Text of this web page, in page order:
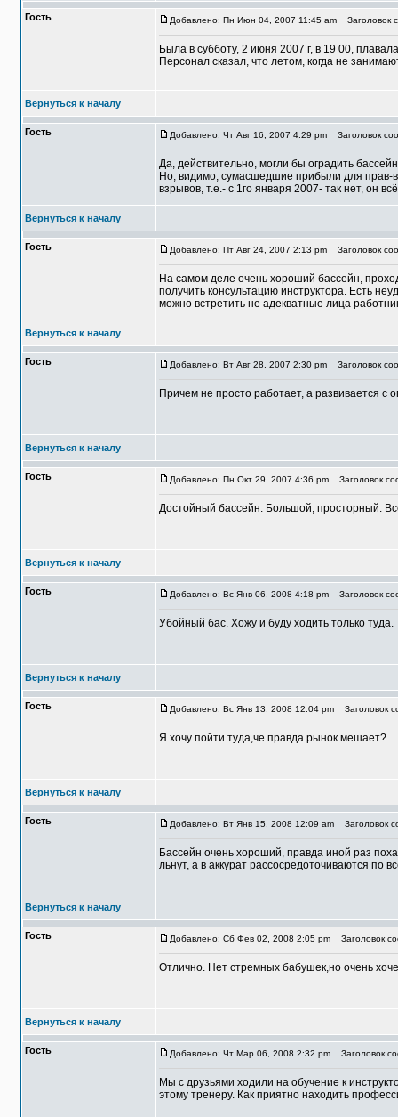
Гость Добавлено: Пн Июн 04, 2007 11:45 am Заголовок
Была в субботу, 2 июня 2007 г, в 19 00,
Персонал сказал, что летом, когда не
Вернуться к началу
Гость Добавлено: Чт Авг 16, 2007 4:29 pm Заголовок
Да, действительно, могли бы оградить
Но, видимо, сумасшедшие прибыли для прав-
взрывов, т.е.- с 1го января 2007- так нет, он
Вернуться к началу
Гость Добавлено: Пт Авг 24, 2007 2:13 pm Заголовок
На самом деле очень хороший бассейн,
получить консультацию инструктора. Есть
можно встретить не адекватные лица
Вернуться к началу
Гость Добавлено: Вт Авг 28, 2007 2:30 pm Заголовок
Причем не просто работает, а развивается с
Вернуться к началу
Гость Добавлено: Пн Окт 29, 2007 4:36 pm Заголовок
Достойный бассейн. Большой, просторный.
Вернуться к началу
Гость Добавлено: Вс Янв 06, 2008 4:18 pm Заголовок
Убойный бас. Хожу и буду ходить только туда.
Вернуться к началу
Гость Добавлено: Вс Янв 13, 2008 12:04 pm Заголовок
Я хочу пойти туда,че правда рынок мешает?
Вернуться к началу
Гость Добавлено: Вт Янв 15, 2008 12:09 am Заголовок
Бассейн очень хороший, правда иной раз
льнут, а в аккурат рассосредоточиваются по
Вернуться к началу
Гость Добавлено: Сб Фев 02, 2008 2:05 pm Заголовок
Отлично. Нет стремных бабушек,но очень
Вернуться к началу
Гость Добавлено: Чт Мар 06, 2008 2:32 pm Заголовок
Мы с друзьями ходили на обучение к
этому тренеру. Как приятно находить